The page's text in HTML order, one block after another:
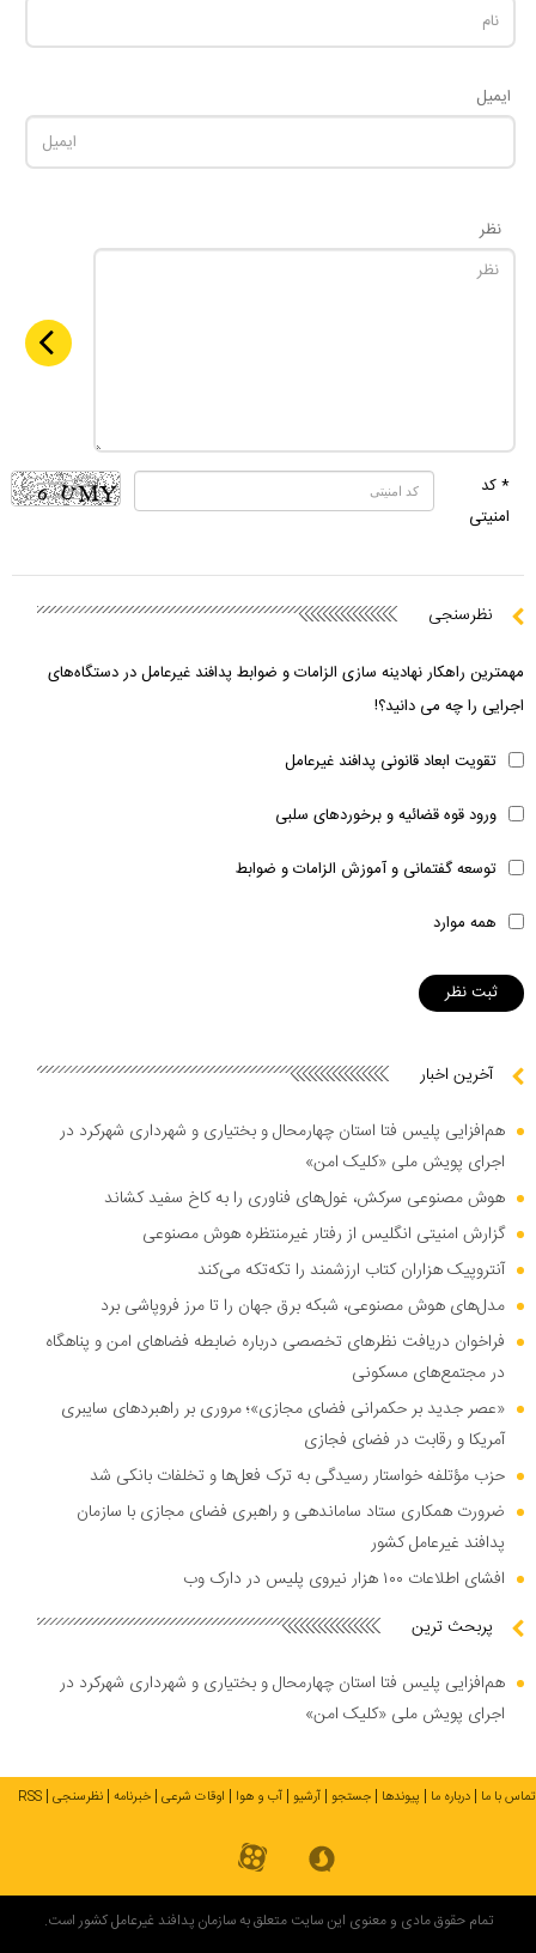
ایمیل
نظر
* کد
امنیتی
نظرسنجی
مهمترین راهکار نهادینه سازی الزامات و ضوابط پدافند غیرعامل در دستگاه‌های
اجرایی را چه می دانید؟!
تقویت ابعاد قانونی پدافند غیرعامل
ورود قوه قضائیه و برخوردهای سلبی
توسعه گفتمانی و آموزش الزامات و ضوابط
همه موارد
آخرین اخبار
هم‌افزایی پلیس فتا استان چهارمحال و بختیاری و شهرداری شهرکرد در
اجرای پویش ملی «کلیک امن»
هوش مصنوعی سرکش، غول‌های فناوری را به کاخ سفید کشاند
گزارش امنیتی انگلیس از رفتار غیرمنتظره هوش مصنوعی
آنتروپیک هزاران کتاب ارزشمند را تکه‌تکه می‌کند
مدل‌های هوش مصنوعی، شبکه برق جهان را تا مرز فروپاشی برد
فراخوان دریافت نظر‌های تخصصی درباره ضابطه فضا‌های امن و پناهگاه
در مجتمع‌های مسکونی
«عصر جدید بر حکمرانی فضای مجازی»؛ مروری بر راهبرد‌های سایبری
آمریکا و رقابت در فضای فجازی
حزب مؤتلفه خواستار رسیدگی به ترک فعل‌ها و تخلفات بانکی شد
ضرورت همکاری ستاد ساماندهی و راهبری فضای مجازی با سازمان
پدافند غیرعامل کشور
افشای اطلاعات ۱۰۰ هزار نیروی پلیس در دارک وب
پربحث ترین
هم‌افزایی پلیس فتا استان چهارمحال و بختیاری و شهرداری شهرکرد در
اجرای پویش ملی «کلیک امن»
تماس با ما درباره ما پیوندها جستجو آرشیو آب و هوا اوقات شرعی خبرنامه نظرسنجی RSS
تمام حقوق مادی و معنوی این سایت متعلق به سازمان پدافند غیرعامل کشور است.